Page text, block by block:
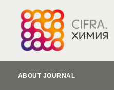
ABOUT JOURNAL